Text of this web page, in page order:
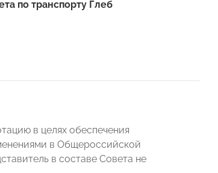
по транспорту Глеб
в целях обеспечения
в Общероссийской
в составе Совета не